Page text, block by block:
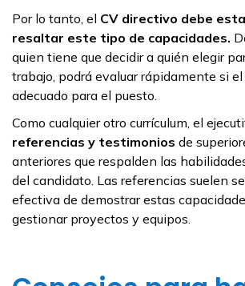
Por lo tanto, el CV directivo debe
resaltar este tipo de capacidades.
quien tiene que decidir a quién elegir
trabajo, podrá evaluar rápidamente si
adecuado para el puesto.
Como cualquier otro currículum, el
referencias y testimonios de
anteriores que respalden las
del candidato. Las referencias suelen
efectiva de demostrar estas
gestionar proyectos y equipos.